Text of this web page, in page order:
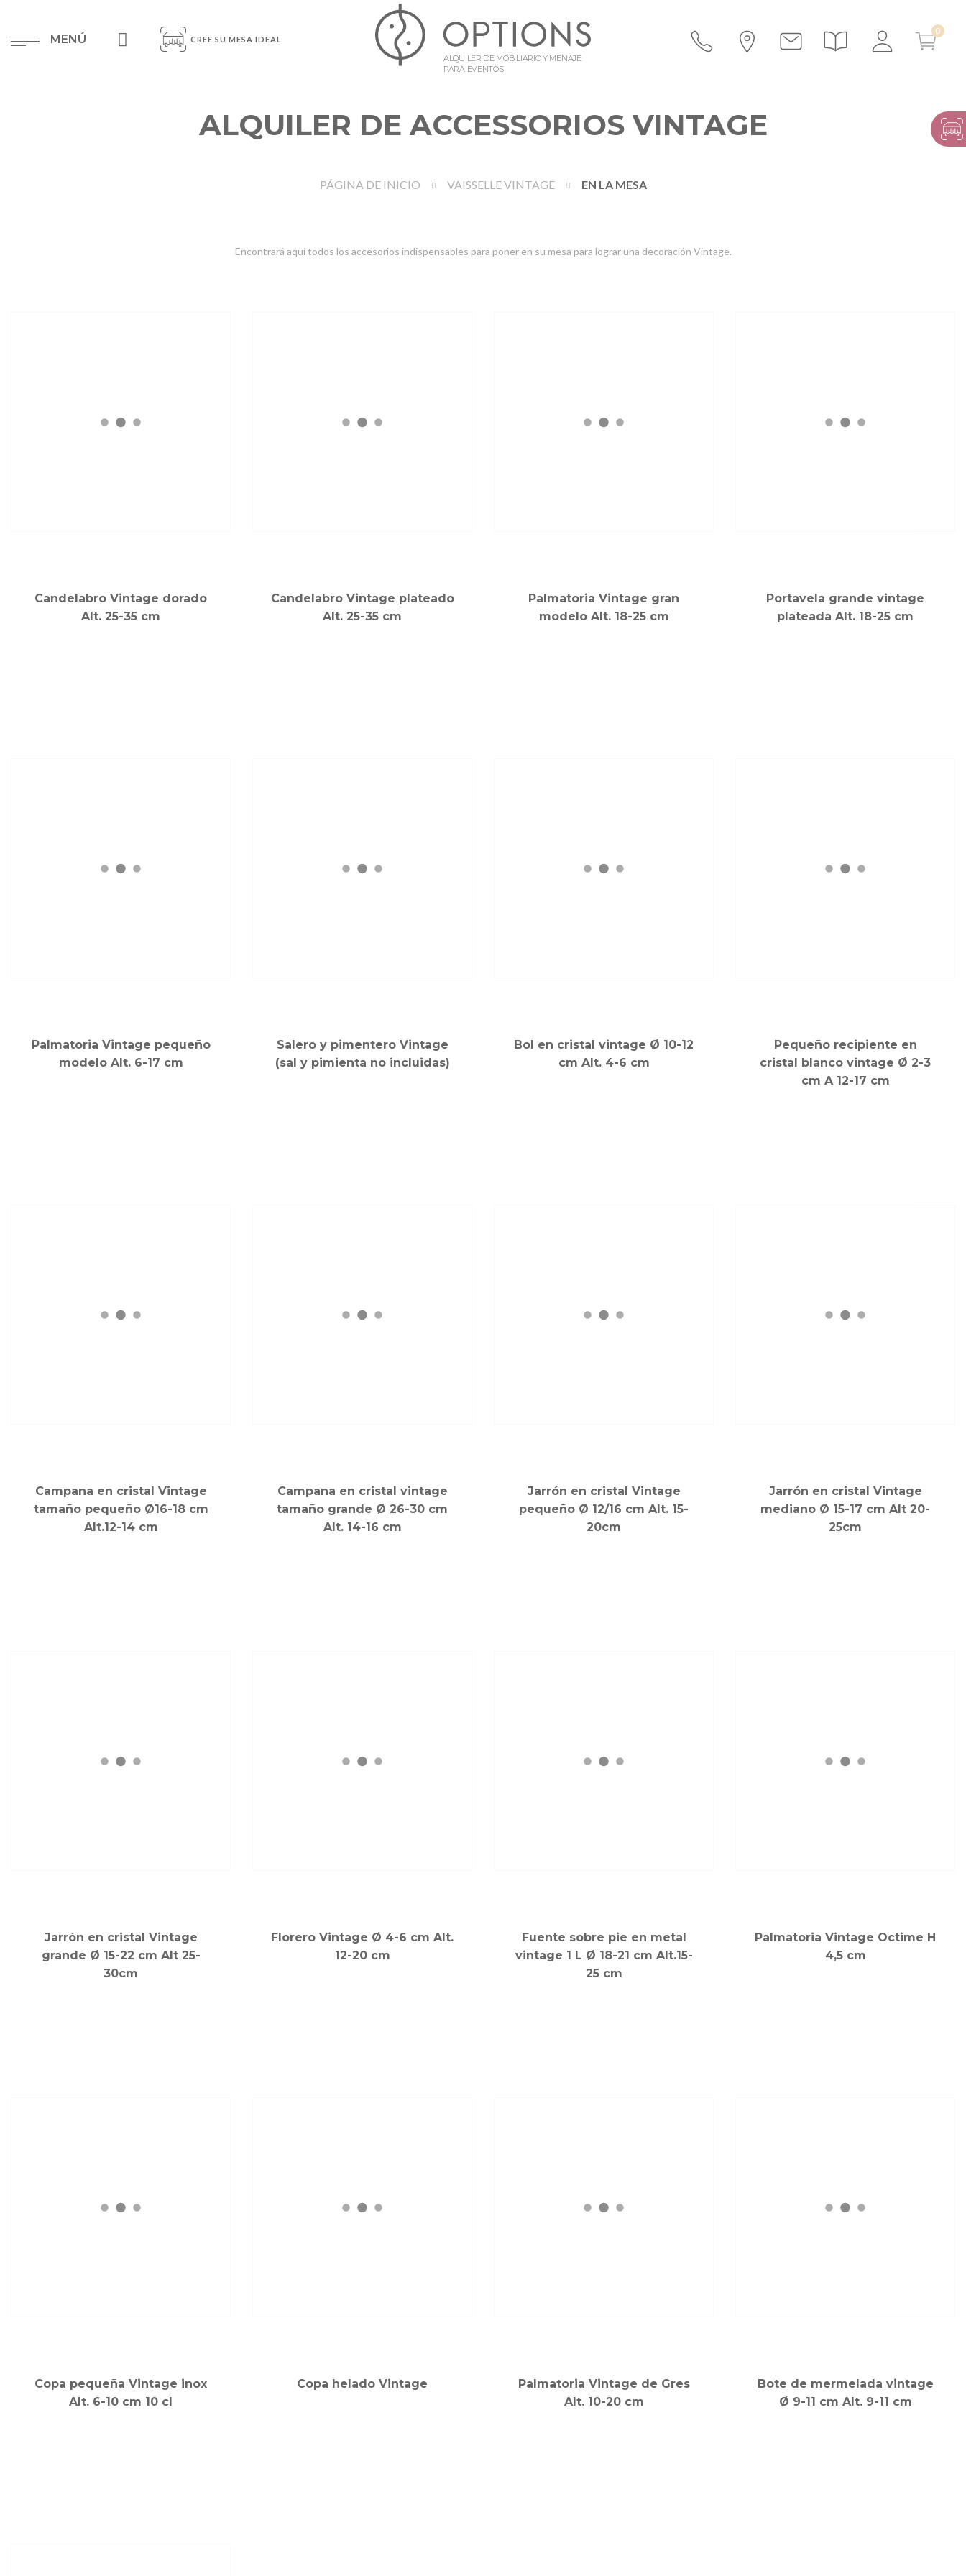
MENÚ CREE SU MESA IDEAL
ALQUILER DE MOBILIARIO Y MENAJE
PARA EVENTOS
ALQUILER DE ACCESSORIOS VINTAGE
PÁGINA DE INICIO VAISSELLE VINTAGE EN LA MESA
Encontrará aquí todos los accesorios indispensables para poner en su mesa para lograr una decoración Vintage.
Candelabro Vintage dorado
Alt. 25-35 cm
Candelabro Vintage plateado
Alt. 25-35 cm
Palmatoria Vintage gran
modelo Alt. 18-25 cm
Portavela grande vintage
plateada Alt. 18-25 cm
Palmatoria Vintage pequeño
modelo Alt. 6-17 cm
Salero y pimentero Vintage
(sal y pimienta no incluidas)
Bol en cristal vintage Ø 10-12
cm Alt. 4-6 cm
Pequeño recipiente en
cristal blanco vintage Ø 2-3
cm A 12-17 cm
Campana en cristal Vintage
tamaño pequeño Ø16-18 cm
Alt.12-14 cm
Campana en cristal vintage
tamaño grande Ø 26-30 cm
Alt. 14-16 cm
Jarrón en cristal Vintage
pequeño Ø 12/16 cm Alt. 15-
20cm
Jarrón en cristal Vintage
mediano Ø 15-17 cm Alt 20-
25cm
Jarrón en cristal Vintage
grande Ø 15-22 cm Alt 25-
30cm
Florero Vintage Ø 4-6 cm Alt.
12-20 cm
Fuente sobre pie en metal
vintage 1 L Ø 18-21 cm Alt.15-
25 cm
Palmatoria Vintage Octime H
4,5 cm
Copa pequeña Vintage inox
Alt. 6-10 cm 10 cl
Copa helado Vintage
Palmatoria Vintage de Gres
Alt. 10-20 cm
Bote de mermelada vintage
Ø 9-11 cm Alt. 9-11 cm